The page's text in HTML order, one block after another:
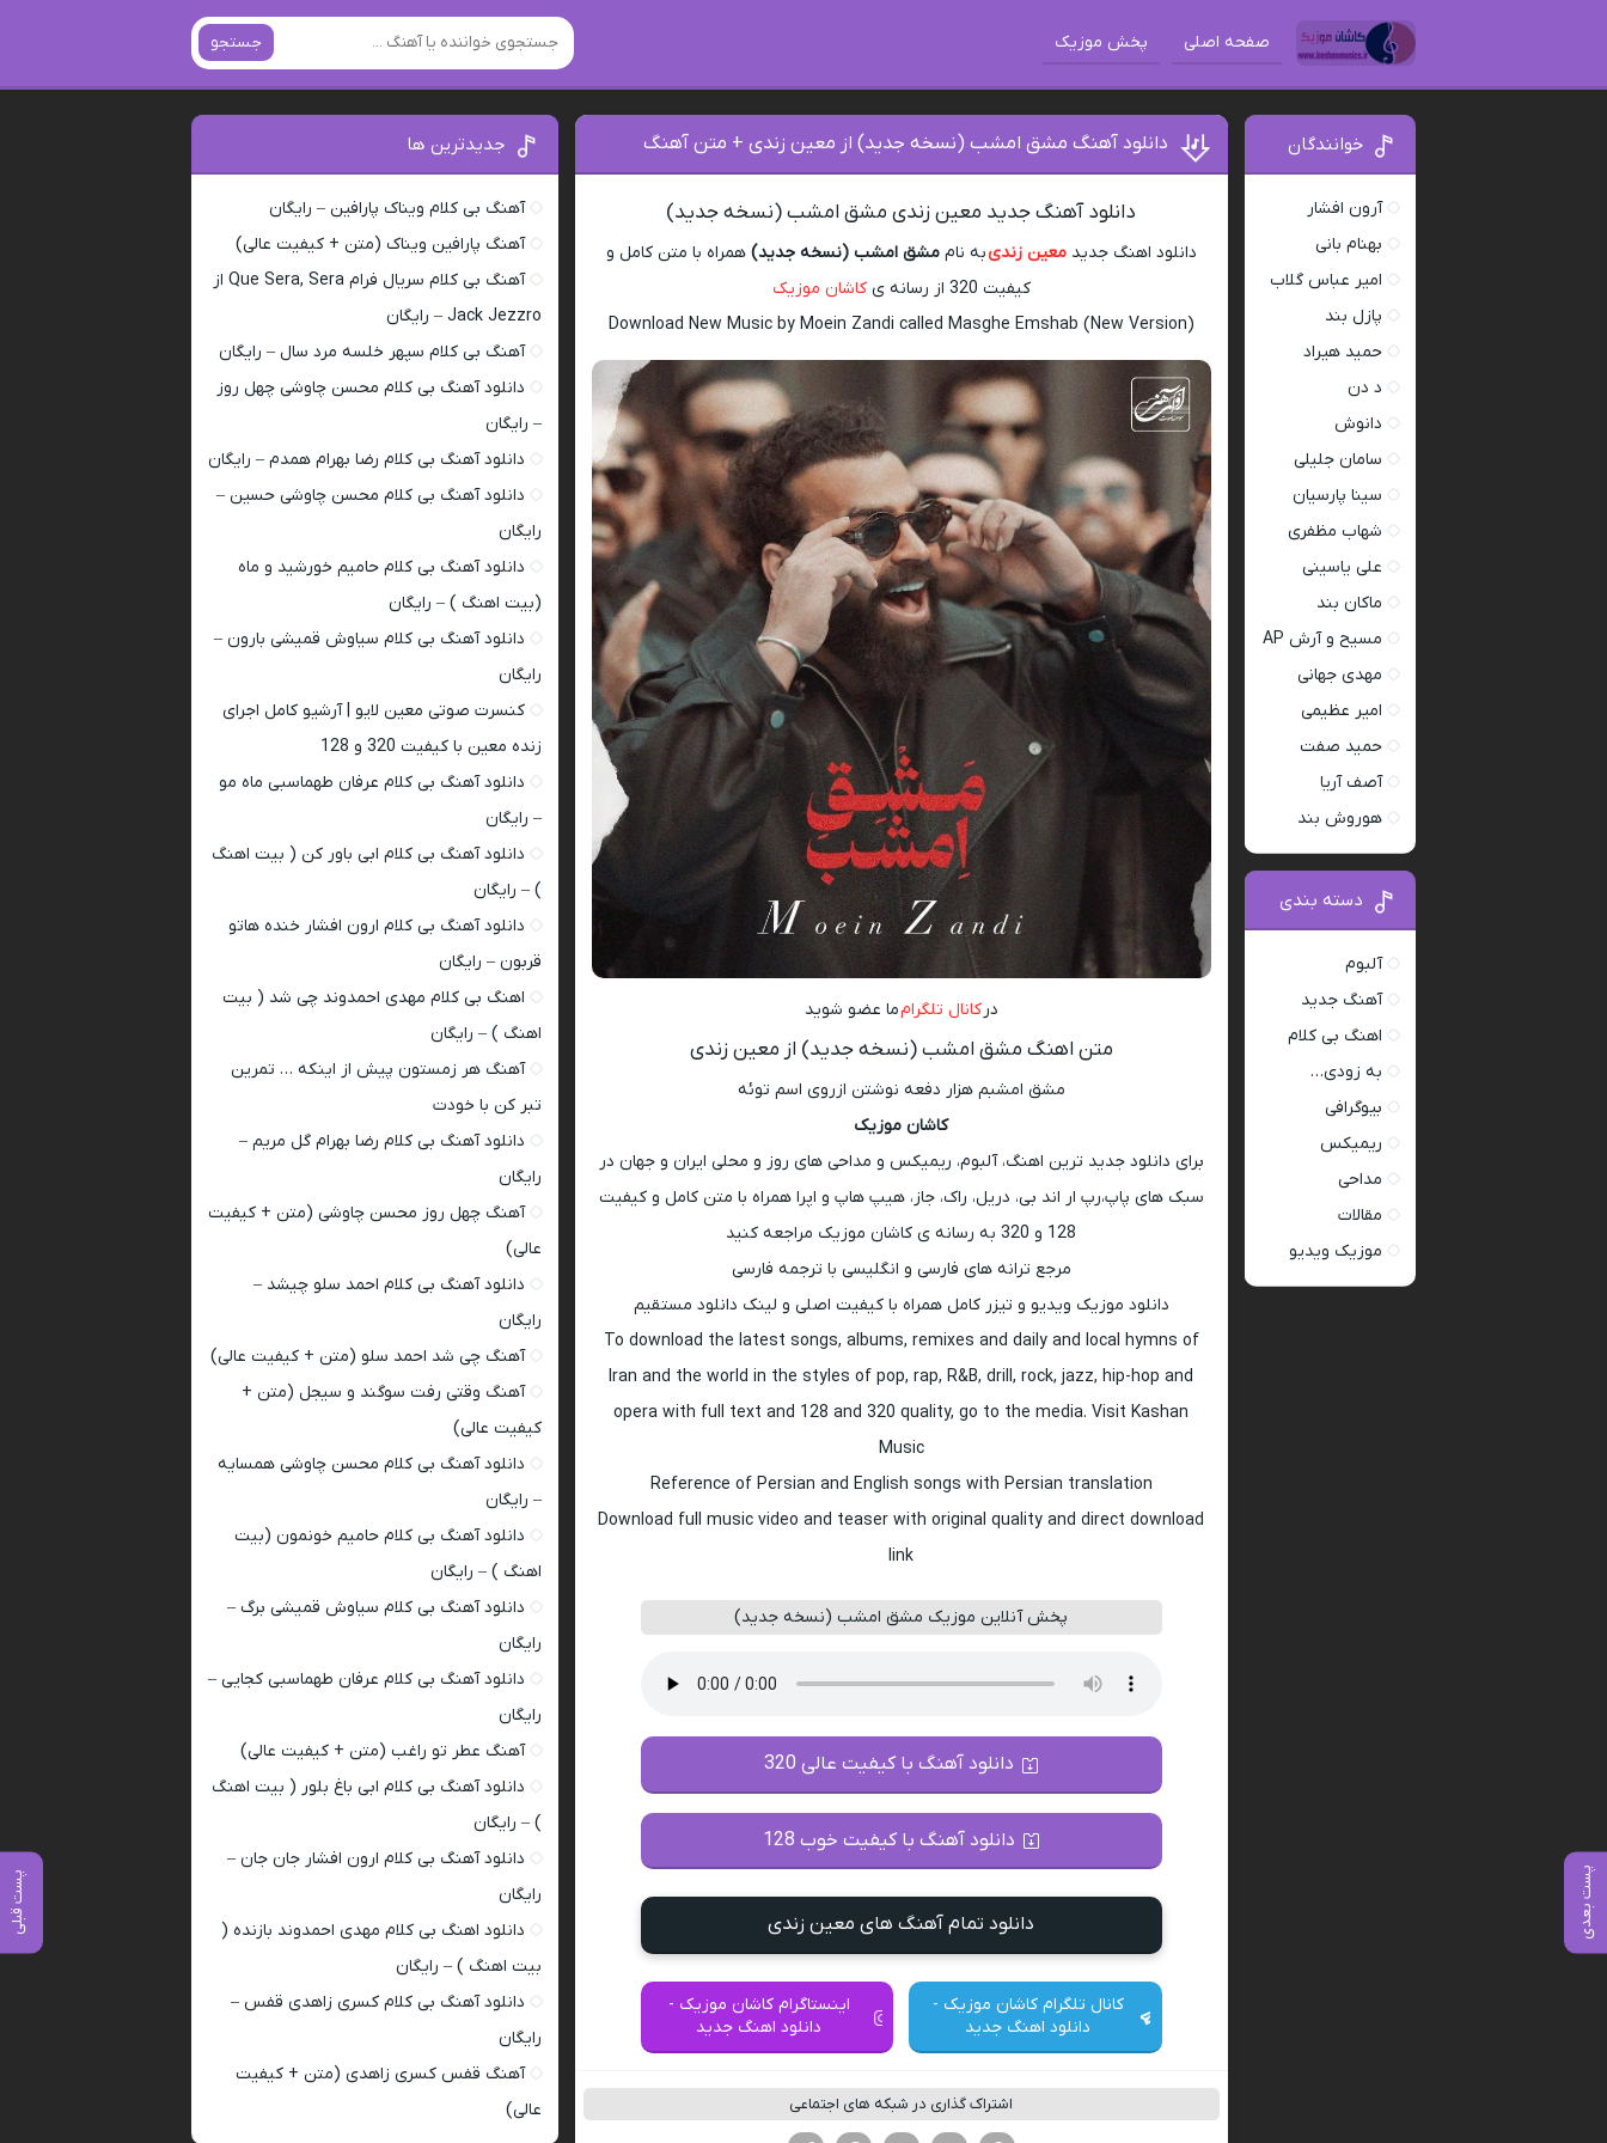
صفحه اصلی پخش موزیک جستجو
پست بعدی پست قبلی
دانلود آهنگ مشق امشب (نسخه جدید) از معین زندی + متن آهنگ
دانلود آهنگ جدید معین زندی مشق امشب (نسخه جدید)
دانلود اهنگ جدیدمعین زندیبه ناممشق امشب (نسخه جدید) همراه با متن کامل و
کیفیت 320 از رسانه ی
کاشان موزیک
Download New Music by Moein Zandi called Masghe Emshab (New Version)
درکانال تلگرامما عضو شوید
متن اهنگ مشق امشب (نسخه جدید) از معین زندی
مشق امشبم هزار دفعه نوشتن ازروى اسم توئه
کاشان موزیک
برای دانلود جدید ترین اهنگ، آلبوم، ریمیکس و مداحی های روز و محلی ایران و جهان در
سبک های پاپ،رپ ار اند بی، دریل، راک، جاز، هیپ هاپ و اپرا همراه با متن کامل و کیفیت
128 و 320 به رسانه ی کاشان موزیک مراجعه کنید
مرجع ترانه های فارسی و انگلیسی با ترجمه فارسی
دانلود موزیک ویدیو و تیزر کامل همراه با کیفیت اصلی و لینک دانلود مستقیم
To download the latest songs, albums, remixes and daily and local hymns of
Iran and the world in the styles of pop, rap, R&B, drill, rock, jazz, hip-hop and
opera with full text and 128 and 320 quality, go to the media. Visit Kashan
Music
Reference of Persian and English songs with Persian translation
Download full music video and teaser with original quality and direct download
link
پخش آنلاین موزیک مشق امشب (نسخه جدید)
دانلود آهنگ با کیفیت عالی 320
دانلود آهنگ با کیفیت خوب 128
دانلود تمام آهنگ های معین زندی
کانال تلگرام کاشان موزیک -
دانلود اهنگ جدید
اینستاگرام کاشان موزیک -
دانلود اهنگ جدید
اشتراک گذاری در شبکه های اجتماعی
خوانندگان
آرون افشار
بهنام بانی
امیر عباس گلاب
پازل بند
حمید هیراد
د دن
دانوش
سامان جلیلی
سینا پارسیان
شهاب مظفری
علی یاسینی
ماکان بند
مسیح و آرش AP
مهدی جهانی
امیر عظیمی
حمید صفت
آصف آریا
هوروش بند
دسته بندی
آلبوم
آهنگ جدید
اهنگ بی کلام
به زودی…
بیوگرافی
ریمیکس
مداحی
مقالات
موزیک ویدیو
جدیدترین ها
آهنگ بی کلام ویناک پارافین – رایگان
آهنگ پارافین ویناک (متن + کیفیت عالی)
آهنگ بی کلام سریال فرام Que Sera, Sera از
Jack Jezzro – رایگان
آهنگ بی کلام سپهر خلسه مرد سال – رایگان
دانلود آهنگ بی کلام محسن چاوشی چهل روز
– رایگان
دانلود آهنگ بی کلام رضا بهرام همدم – رایگان
دانلود آهنگ بی کلام محسن چاوشی حسین –
رایگان
دانلود آهنگ بی کلام حامیم خورشید و ماه
(بیت اهنگ ) – رایگان
دانلود آهنگ بی کلام سیاوش قمیشی بارون –
رایگان
کنسرت صوتی معین لایو | آرشیو کامل اجرای
زنده معین با کیفیت 320 و 128
دانلود آهنگ بی کلام عرفان طهماسبی ماه مو
– رایگان
دانلود آهنگ بی کلام ابی باور کن ( بیت اهنگ
) – رایگان
دانلود آهنگ بی کلام ارون افشار خنده هاتو
قربون – رایگان
اهنگ بی کلام مهدی احمدوند چی شد ( بیت
اهنگ ) – رایگان
آهنگ هر زمستون پیش از اینکه … تمرین
تبر کن با خودت
دانلود آهنگ بی کلام رضا بهرام گل مریم –
رایگان
آهنگ چهل روز محسن چاوشی (متن + کیفیت
عالی)
دانلود آهنگ بی کلام احمد سلو چیشد –
رایگان
آهنگ چی شد احمد سلو (متن + کیفیت عالی)
آهنگ وقتی رفت سوگند و سیجل (متن +
کیفیت عالی)
دانلود آهنگ بی کلام محسن چاوشی همسایه
– رایگان
دانلود آهنگ بی کلام حامیم خونمون (بیت
اهنگ ) – رایگان
دانلود آهنگ بی کلام سیاوش قمیشی برگ –
رایگان
دانلود آهنگ بی کلام عرفان طهماسبی کجایی –
رایگان
آهنگ عطر تو راغب (متن + کیفیت عالی)
دانلود آهنگ بی کلام ابی باغ بلور ( بیت اهنگ
) – رایگان
دانلود آهنگ بی کلام ارون افشار جان جان –
رایگان
دانلود اهنگ بی کلام مهدی احمدوند بازنده (
بیت اهنگ ) – رایگان
دانلود آهنگ بی کلام کسری زاهدی قفس –
رایگان
آهنگ قفس کسری زاهدی (متن + کیفیت
عالی)